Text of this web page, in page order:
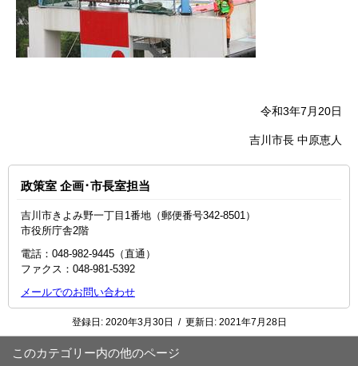
令和3年7月20日
吉川市長 中原恵人
政策室 企画･市長室担当
吉川市きよみ野一丁目1番地（郵便番号342-8501）
市役所庁舎2階
電話：048‐982‐9445（直通）
ファクス：048-981-5392
メールでのお問い合わせ
登録日: 2020年3月30日 / 更新日: 2021年7月28日
このカテゴリー内の他のページ